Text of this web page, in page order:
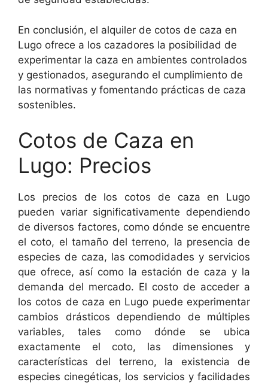
En conclusión, el alquiler de cotos de caza en
Lugo ofrece a los cazadores la posibilidad de
experimentar la caza en ambientes controlados
y gestionados, asegurando el cumplimiento de
las normativas y fomentando prácticas de caza
sostenibles.
Cotos de Caza en
Lugo: Precios
Los precios de los cotos de caza en Lugo
pueden variar significativamente dependiendo
de diversos factores, como dónde se encuentre
el coto, el tamaño del terreno, la presencia de
especies de caza, las comodidades y servicios
que ofrece, así como la estación de caza y la
demanda del mercado. El costo de acceder a
los cotos de caza en Lugo puede experimentar
cambios drásticos dependiendo de múltiples
variables, tales como dónde se ubica
exactamente el coto, las dimensiones y
características del terreno, la existencia de
especies cinegéticas, los servicios y facilidades